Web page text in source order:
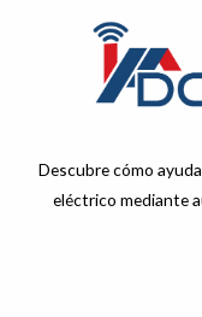
Descubre cómo
eléctrico mediante